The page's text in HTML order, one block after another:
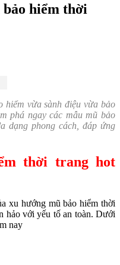
hiểm thời
hiểm vừa sành điệu vừa bảo
phá ngay các mẫu mũ bảo
dạng phong cách, đáp ứng
thời trang hot
xu hướng mũ bảo hiểm thời
hảo với yếu tố an toàn. Dưới
nay